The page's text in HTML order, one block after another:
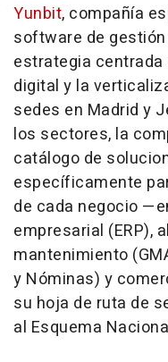
Yunbit, compañía
software de
estrategia centrada
digital y la
sedes en Madrid y
los sectores, la
catálogo de
específicamente
de cada negocio
empresarial (ERP),
mantenimiento
y Nóminas) y
su hoja de ruta de
al Esquema